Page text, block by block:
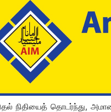
நிதியைத் தொடர்ந்து,